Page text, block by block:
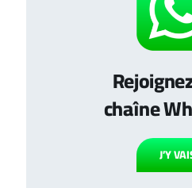
chaîne
J’Y